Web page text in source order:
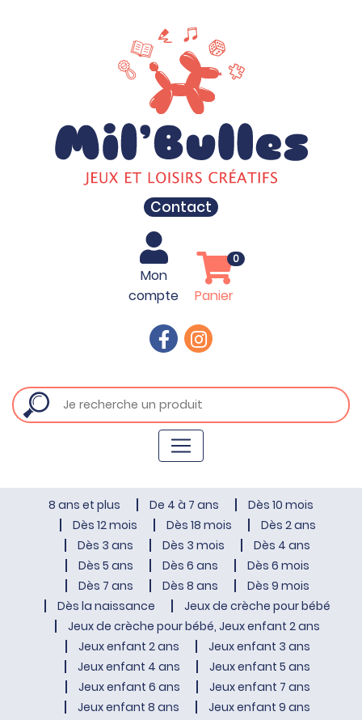
Contact
Mon
compte
Panier
0
8 ans et plus De 4 à 7 ans
Dès 10 mois
Dès 12 mois
Dès 18 mois
Dès 2 ans
Dès 3 ans
Dès 3 mois
Dès 4 ans
Dès 5 ans
Dès 6 ans
Dès 6 mois
Dès 7 ans
Dès 8 ans
Dès 9 mois
Dès la naissance
Jeux de crèche pour bébé
Jeux de crèche pour bébé, Jeux enfant 2 ans
Jeux enfant 2 ans
Jeux enfant 3 ans
Jeux enfant 4 ans
Jeux enfant 5 ans
Jeux enfant 6 ans
Jeux enfant 7 ans
Jeux enfant 8 ans
Jeux enfant 9 ans